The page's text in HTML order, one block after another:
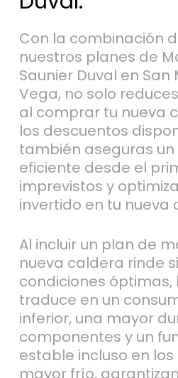
Con la combinación
nuestros planes de
Saunier Duval en
Vega, no solo
al comprar tu nueva
los descuentos
también aseguras
eficiente desde el
imprevistos y
invertido en tu nueva
Al incluir un plan de
nueva caldera rinde
condiciones óptimas,
traduce en un
inferior, una mayor
componentes y un
estable incluso en
mayor frío,
real y constante.